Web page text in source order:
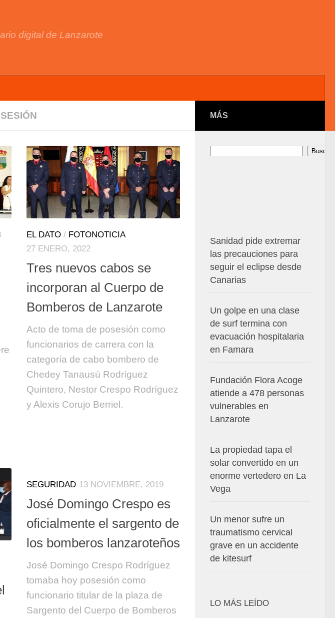
digital de Lanzarote
EL DATO / FOTONOTICIA
27 ENERO, 2022
Tres nuevos cabos se
incorporan al Cuerpo de
Bomberos de Lanzarote
Acto de toma de posesión como
funcionarios de carrera con la
categoría de cabo bombero de
Chedey Tanausú Rodríguez
Quintero, Nestor Crespo Rodríguez
y Alexis Corujo Berriel.
SEGURIDAD 13 NOVIEMBRE, 2019
José Domingo Crespo es
oficialmente el sargento de
los bomberos lanzaroteños
José Domingo Crespo Rodríguez
tomaba hoy posesión como
funcionario titular de la plaza de
Sargento del Cuerpo de Bomberos
MÁS
Buscar
Sanidad pide extremar
las precauciones para
seguir el eclipse desde
Canarias
Un golpe en una clase
de surf termina con
evacuación hospitalaria
en Famara
Fundación Flora Acoge
atiende a 478 personas
vulnerables en
Lanzarote
La propiedad tapa el
solar convertido en un
enorme vertedero en La
Vega
Un menor sufre un
traumatismo cervical
grave en un accidente
de kitesurf
LO MÁS LEÍDO